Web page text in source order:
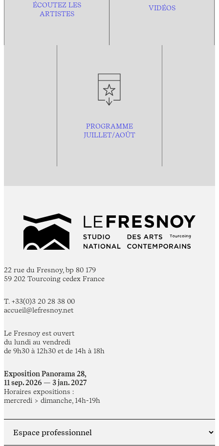
ÉCOUTEZ LES
ARTISTES
VIDÉOS
PROGRAMME
JUILLET/AOÛT
22 rue du Fresnoy, bp 80 179
59 202 Tourcoing cedex France
T. +33(0)3 20 28 38 00
accueil@lefresnoy.net
Le Fresnoy est ouvert
du lundi au vendredi
de 9h30 à 12h30 et de 14h à 18h
Exposition Panorama 28,
11 sep. 2026 — 3 jan. 2027
Horaires expositions :
mercredi > dimanche, 14h-19h